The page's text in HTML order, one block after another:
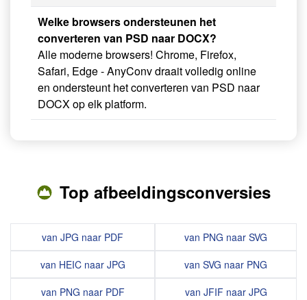
Welke browsers ondersteunen het
converteren van PSD naar DOCX?
Alle moderne browsers! Chrome, Firefox,
Safari, Edge - AnyConv draait volledig online
en ondersteunt het converteren van PSD naar
DOCX op elk platform.
Top afbeeldingsconversies
van JPG naar PDF
van HEIC naar JPG
van PNG naar PDF
van PNG naar SVG
van SVG naar PNG
van JFIF naar JPG